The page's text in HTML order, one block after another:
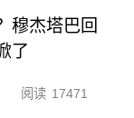
穆杰塔巴回
了
阅读 17471